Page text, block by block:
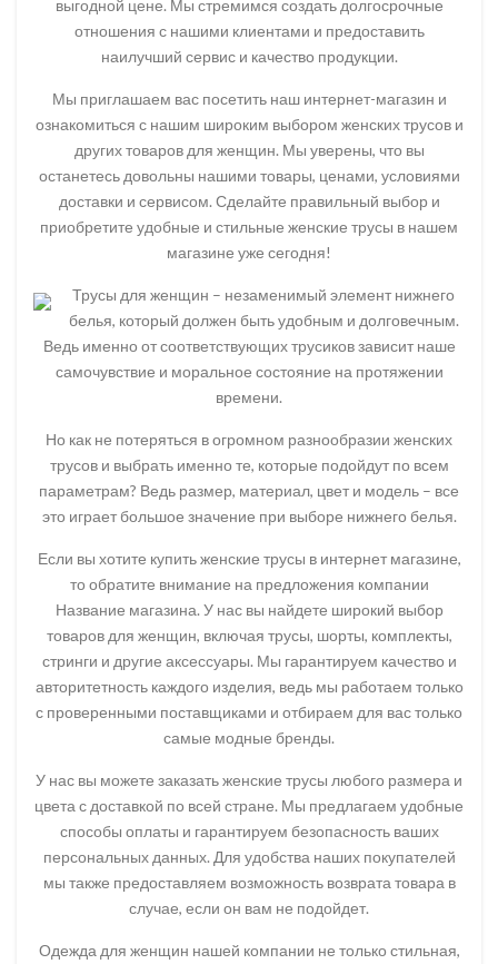
выгодной цене. Мы стремимся создать долгосрочные
отношения с нашими клиентами и предоставить
наилучший сервис и качество продукции.
Мы приглашаем вас посетить наш интернет-магазин и
ознакомиться с нашим широким выбором женских трусов и
других товаров для женщин. Мы уверены, что вы
останетесь довольны нашими товары, ценами, условиями
доставки и сервисом. Сделайте правильный выбор и
приобретите удобные и стильные женские трусы в нашем
магазине уже сегодня!
Трусы для женщин – незаменимый элемент нижнего
белья, который должен быть удобным и долговечным.
Ведь именно от соответствующих трусиков зависит наше
самочувствие и моральное состояние на протяжении
времени.
Но как не потеряться в огромном разнообразии женских
трусов и выбрать именно те, которые подойдут по всем
параметрам? Ведь размер, материал, цвет и модель – все
это играет большое значение при выборе нижнего белья.
Если вы хотите купить женские трусы в интернет магазине,
то обратите внимание на предложения компании
Название магазина. У нас вы найдете широкий выбор
товаров для женщин, включая трусы, шорты, комплекты,
стринги и другие аксессуары. Мы гарантируем качество и
авторитетность каждого изделия, ведь мы работаем только
с проверенными поставщиками и отбираем для вас только
самые модные бренды.
У нас вы можете заказать женские трусы любого размера и
цвета с доставкой по всей стране. Мы предлагаем удобные
способы оплаты и гарантируем безопасность ваших
персональных данных. Для удобства наших покупателей
мы также предоставляем возможность возврата товара в
случае, если он вам не подойдет.
Одежда для женщин нашей компании не только стильная,